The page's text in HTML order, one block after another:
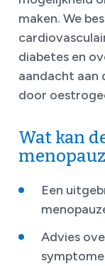
maken. We
diabetes en
aandacht aan
door
Wat kan
Een
Advies